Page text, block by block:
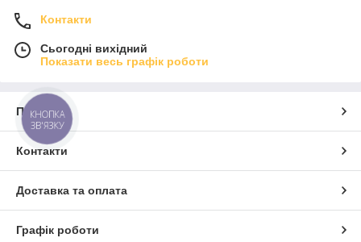
Контакти
Сьогодні вихідний
Показати весь графік роботи
Про нас
Контакти
Доставка та оплата
Графік роботи
КНОПКА
ЗВ'ЯЗКУ